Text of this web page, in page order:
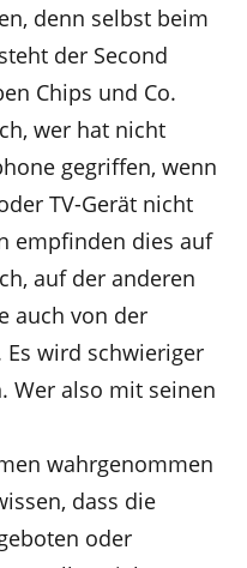
denn selbst beim
der Second
Chips und Co.
wer hat nicht
gegriffen, wenn
TV-Gerät nicht
empfinden dies auf
auf der anderen
auch von der
wird schwieriger
Wer also mit seinen
wahrgenommen
dass die
oder